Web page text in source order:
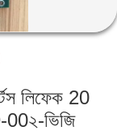
লিফেক 20
00২-ভিজি